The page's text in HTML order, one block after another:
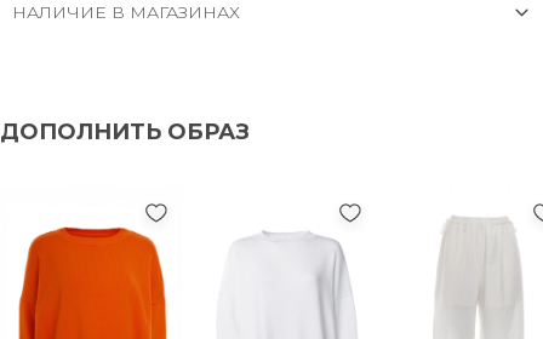
НАЛИЧИЕ В МАГАЗИНАХ
ДОПОЛНИТЬ ОБРАЗ